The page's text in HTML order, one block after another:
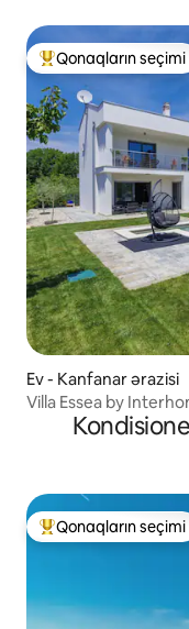
Populyar "Qonaqların
Qonaqların seçimi
Ev - Kanfanar ərazisi
Villa Essea by
Populyar "Qonaqların
Qonaqların seçimi